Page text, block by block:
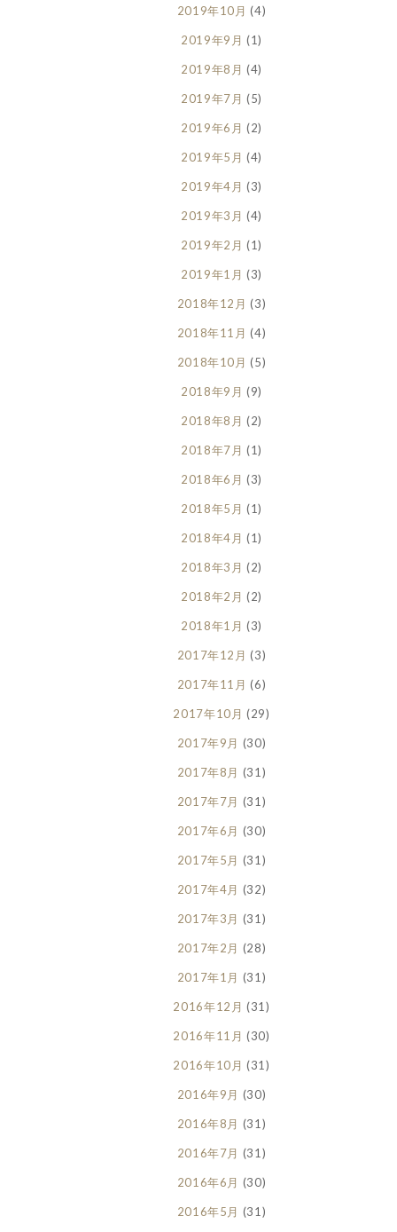
2019年10月 (4)
2019年9月 (1)
2019年8月 (4)
2019年7月 (5)
2019年6月 (2)
2019年5月 (4)
2019年4月 (3)
2019年3月 (4)
2019年2月 (1)
2019年1月 (3)
2018年12月 (3)
2018年11月 (4)
2018年10月 (5)
2018年9月 (9)
2018年8月 (2)
2018年7月 (1)
2018年6月 (3)
2018年5月 (1)
2018年4月 (1)
2018年3月 (2)
2018年2月 (2)
2018年1月 (3)
2017年12月 (3)
2017年11月 (6)
2017年10月 (29)
2017年9月 (30)
2017年8月 (31)
2017年7月 (31)
2017年6月 (30)
2017年5月 (31)
2017年4月 (32)
2017年3月 (31)
2017年2月 (28)
2017年1月 (31)
2016年12月 (31)
2016年11月 (30)
2016年10月 (31)
2016年9月 (30)
2016年8月 (31)
2016年7月 (31)
2016年6月 (30)
2016年5月 (31)